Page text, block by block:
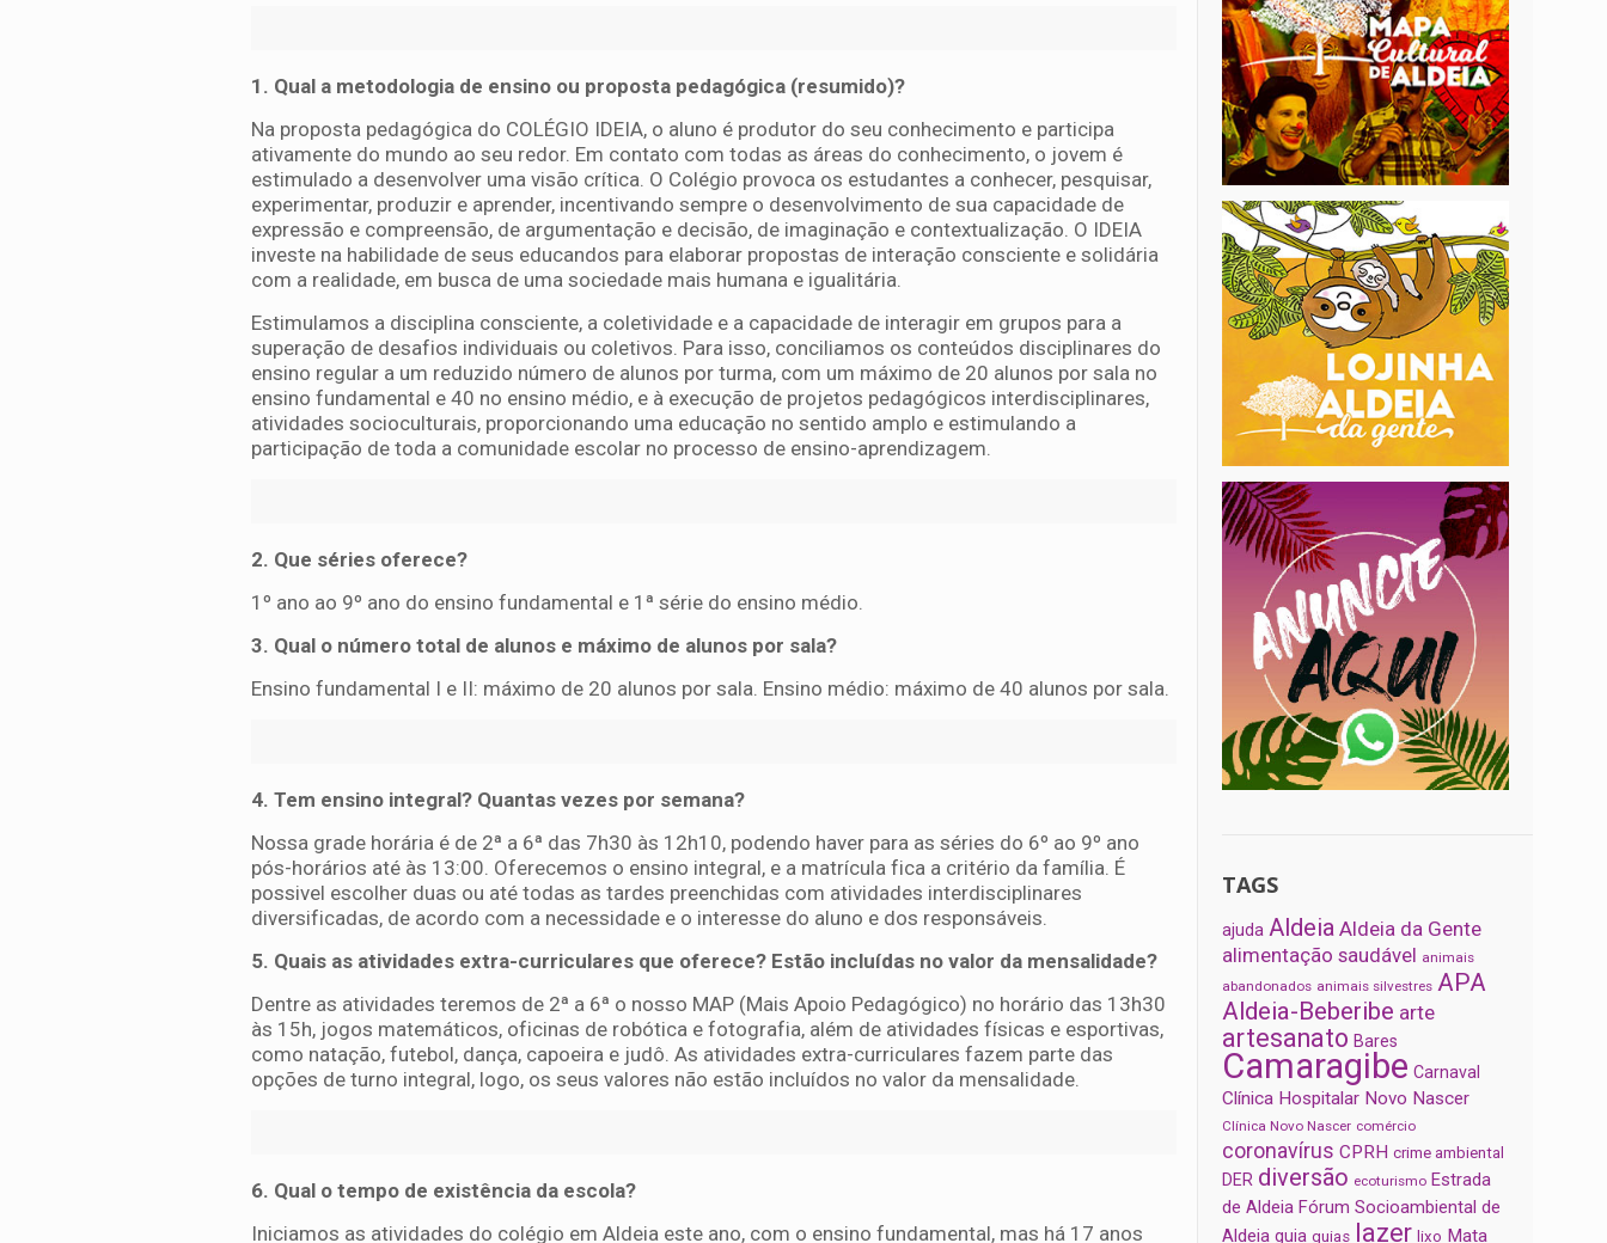
1. Qual a metodologia de ensino ou proposta pedagógica (resumido)?
Na proposta pedagógica do COLÉGIO IDEIA, o aluno é produtor do seu conhecimento e participa
ativamente do mundo ao seu redor. Em contato com todas as áreas do conhecimento, o jovem é
estimulado a desenvolver uma visão crítica. O Colégio provoca os estudantes a conhecer, pesquisar,
experimentar, produzir e aprender, incentivando sempre o desenvolvimento de sua capacidade de
expressão e compreensão, de argumentação e decisão, de imaginação e contextualização. O IDEIA
investe na habilidade de seus educandos para elaborar propostas de interação consciente e solidária
com a realidade, em busca de uma sociedade mais humana e igualitária.
Estimulamos a disciplina consciente, a coletividade e a capacidade de interagir em grupos para a
superação de desafios individuais ou coletivos. Para isso, conciliamos os conteúdos disciplinares do
ensino regular a um reduzido número de alunos por turma, com um máximo de 20 alunos por sala no
ensino fundamental e 40 no ensino médio, e à execução de projetos pedagógicos interdisciplinares,
atividades socioculturais, proporcionando uma educação no sentido amplo e estimulando a
participação de toda a comunidade escolar no processo de ensino-aprendizagem.
2. Que séries oferece?
1º ano ao 9º ano do ensino fundamental e 1ª série do ensino médio.
3. Qual o número total de alunos e máximo de alunos por sala?
Ensino fundamental I e II: máximo de 20 alunos por sala. Ensino médio: máximo de 40 alunos por sala.
4. Tem ensino integral? Quantas vezes por semana?
Nossa grade horária é de 2ª a 6ª das 7h30 às 12h10, podendo haver para as séries do 6º ao 9º ano
pós-horários até às 13:00. Oferecemos o ensino integral, e a matrícula fica a critério da família. É
possivel escolher duas ou até todas as tardes preenchidas com atividades interdisciplinares
diversificadas, de acordo com a necessidade e o interesse do aluno e dos responsáveis.
5. Quais as atividades extra-curriculares que oferece? Estão incluídas no valor da mensalidade?
Dentre as atividades teremos de 2ª a 6ª o nosso MAP (Mais Apoio Pedagógico) no horário das 13h30
às 15h, jogos matemáticos, oficinas de robótica e fotografia, além de atividades físicas e esportivas,
como natação, futebol, dança, capoeira e judô. As atividades extra-curriculares fazem parte das
opções de turno integral, logo, os seus valores não estão incluídos no valor da mensalidade.
6. Qual o tempo de existência da escola?
Iniciamos as atividades do colégio em Aldeia este ano, com o ensino fundamental, mas há 17 anos
TAGS
ajuda Aldeia Aldeia da Gente
alimentação saudável animais
abandonados animais silvestres APA
Aldeia-Beberibe arte
artesanato Bares
Camaragibe Carnaval
Clínica Hospitalar Novo Nascer
Clínica Novo Nascer comércio
coronavírus CPRH crime ambiental
DER diversão ecoturismo Estrada
de Aldeia Fórum Socioambiental de
Aldeia guia guias lazer lixo Mata